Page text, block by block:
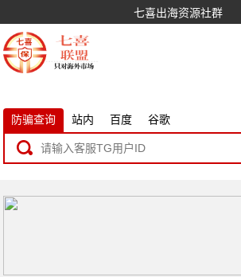
七喜出海资源社群
防骗查询 站内 百度 谷歌